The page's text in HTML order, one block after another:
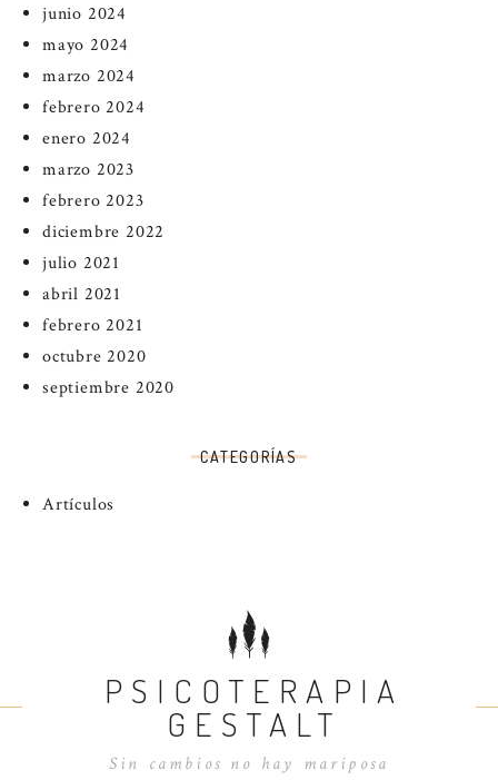
junio 2024
mayo 2024
marzo 2024
febrero 2024
enero 2024
marzo 2023
febrero 2023
diciembre 2022
julio 2021
abril 2021
febrero 2021
octubre 2020
septiembre 2020
CATEGORÍAS
Artículos
PSICOTERAPIA
GESTALT
Sin cambios no hay mariposa